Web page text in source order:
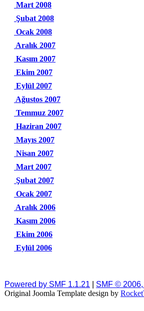
Mart 2008
Şubat 2008
Ocak 2008
Aralık 2007
Kasım 2007
Ekim 2007
Eylül 2007
Ağustos 2007
Temmuz 2007
Haziran 2007
Mayıs 2007
Nisan 2007
Mart 2007
Şubat 2007
Ocak 2007
Aralık 2006
Kasım 2006
Ekim 2006
Eylül 2006
Powered by SMF 1.1.21
SMF ©
Original Joomla Template design by